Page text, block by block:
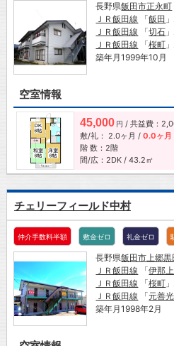
長野県飯田市正永町
ＪＲ飯田線 「飯田
ＪＲ飯田線 「切石
ＪＲ飯田線 「桜町
築年月1999年10月
空室情報
45,000 円 / 共益費：
敷/礼： 2.0ヶ月 / 0.0ヶ月
階 数：2階
間/広：2DK / 43.2㎡
チェリーフィールド中村
仲介手数料半額 敷金ゼロ 礼金ゼロ
長野県飯田市 上郷黒
ＪＲ飯田線 「伊那
ＪＲ飯田線 「桜町
ＪＲ飯田線 「元善
築年月1998年2月